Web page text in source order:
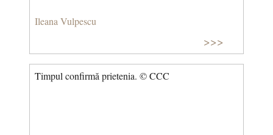
Ileana Vulpescu
>>>
Timpul confirmă prietenia. © CCC